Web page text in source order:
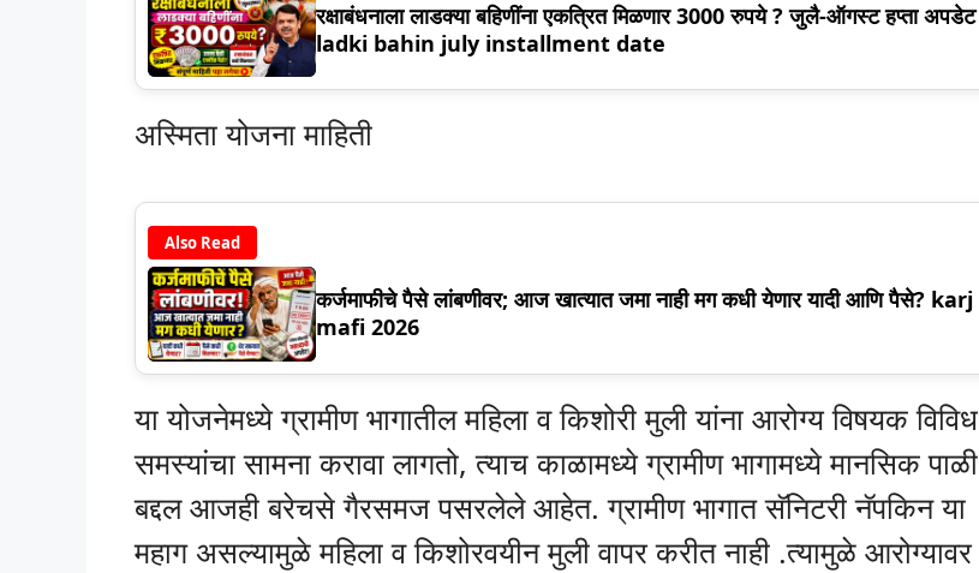
रक्षाबंधनाला लाडक्या बहिणींना एकत्रित मिळणार 3000 रुपये ? जुलै-ऑगस्ट हप्ता अपडेट
ladki bahin july installment date
अस्मिता योजना माहिती
Also Read
कर्जमाफीचे पैसे लांबणीवर; आज खात्यात जमा नाही मग कधी येणार यादी आणि पैसे? karj
mafi 2026
या योजनेमध्ये ग्रामीण भागातील महिला व किशोरी मुली यांना आरोग्य विषयक विविध
समस्यांचा सामना करावा लागतो, त्याच काळामध्ये ग्रामीण भागामध्ये मानसिक पाळी
बद्दल आजही बरेचसे गैरसमज पसरलेले आहेत. ग्रामीण भागात सॅनिटरी नॅपकिन या
महाग असल्यामुळे महिला व किशोरवयीन मुली वापर करीत नाही .त्यामुळे आरोग्यावर